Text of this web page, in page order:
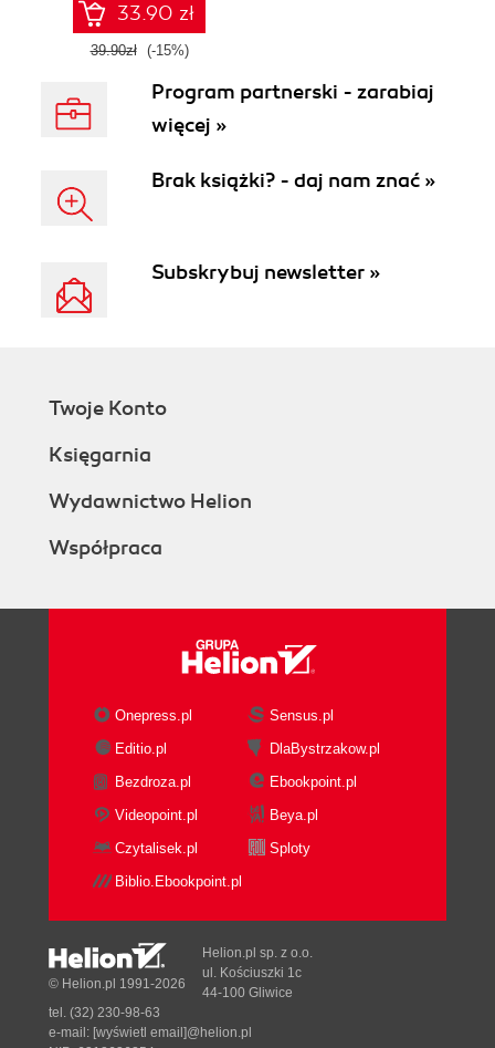
33.90 zł
39.90zł (-15%)
Program partnerski - zarabiaj
więcej »
Brak książki? - daj nam znać »
Subskrybuj newsletter »
Twoje Konto
Księgarnia
Wydawnictwo Helion
Współpraca
Onepress.pl
Sensus.pl
Editio.pl
DlaBystrzakow.pl
Bezdroza.pl
Ebookpoint.pl
Videopoint.pl
Beya.pl
Czytalisek.pl
Sploty
Biblio.Ebookpoint.pl
© Helion.pl 1991-2026
Helion.pl sp. z o.o.
ul. Kościuszki 1c
44-100 Gliwice
tel. (32) 230-98-63
e-mail: [wyświetl email]@helion.pl